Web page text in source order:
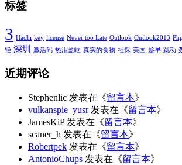
标签
3 Hachi key license Never too Late Outlook Outlook2013
轻 深圳 激活码 热泪盈眶 真实的食物 社保 美国 趁早 跳动
近期评论
Stephenlic 发表在《留言本》
vulkanspie_yusr发表在《留言本》
JamesKiP发表在《留言本》
scaner_h 发表在《留言本》
Robertpek 发表在《留言本》
AntonioChups 发表在《留言本》